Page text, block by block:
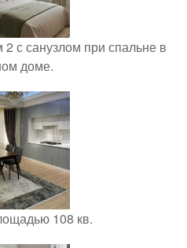
с санузлом при спальне в
доме.
108 кв.